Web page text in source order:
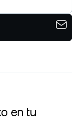
en tu